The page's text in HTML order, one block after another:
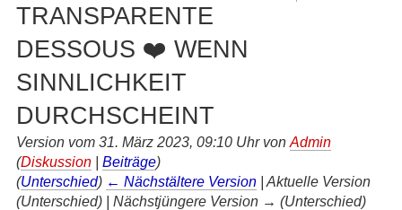
TRANSPARENTE
DESSOUS ❤️ WENN
SINNLICHKEIT
DURCHSCHEINT
Version vom 31. März 2023, 09:10 Uhr von Admin
(Diskussion Beiträge)
(Unterschied) ← Nächstältere Version | Aktuelle Version
(Unterschied) | Nächstjüngere Version → (Unterschied)